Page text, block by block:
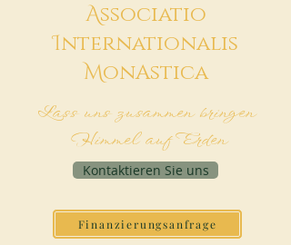
Associatio
Internationalis
MonAstica
Lass uns zusammen bringen
Himmel auf Erden
Kontaktieren Sie uns
Finanzierungsanfrage